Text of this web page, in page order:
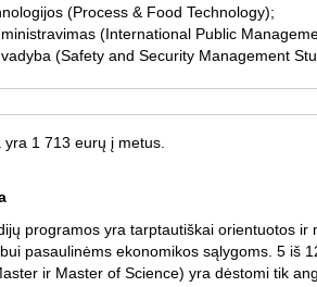
(Process & Food Technology);
(International Public
(Safety and Security Management
yra 1 713 eurų į metus.
programos yra tarptautiškai orientuotos ir
pasaulinėms ekonomikos sąlygoms. 5 iš
ir Master of Science) yra dėstomi tik